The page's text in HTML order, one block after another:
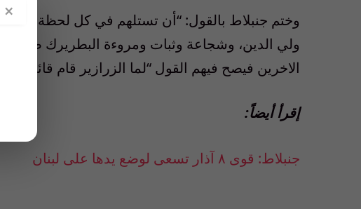
وختم جنبلاط بالقول: “أن تستلهم في كل لحظة من
ولي الدين، وشجاعة وثبات ومروءة البطريرك صفير،
الاخرين فيصح فيهم القول “لما الزرازير قام قائمها،
إقرأ أيضاً:
جنبلاط: قوى ٨ آذار تسعى لوضع يدها على لبنان
×